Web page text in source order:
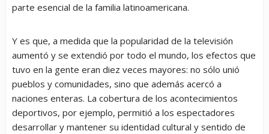
parte esencial de la familia latinoamericana.
Y es que, a medida que la popularidad de la televisión
aumentó y se extendió por todo el mundo, los efectos que
tuvo en la gente eran diez veces mayores: no sólo unió
pueblos y comunidades, sino que además acercó a
naciones enteras. La cobertura de los acontecimientos
deportivos, por ejemplo, permitió a los espectadores
desarrollar y mantener su identidad cultural y sentido de